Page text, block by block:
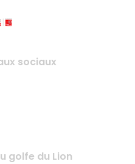
sociaux
golfe du Lion